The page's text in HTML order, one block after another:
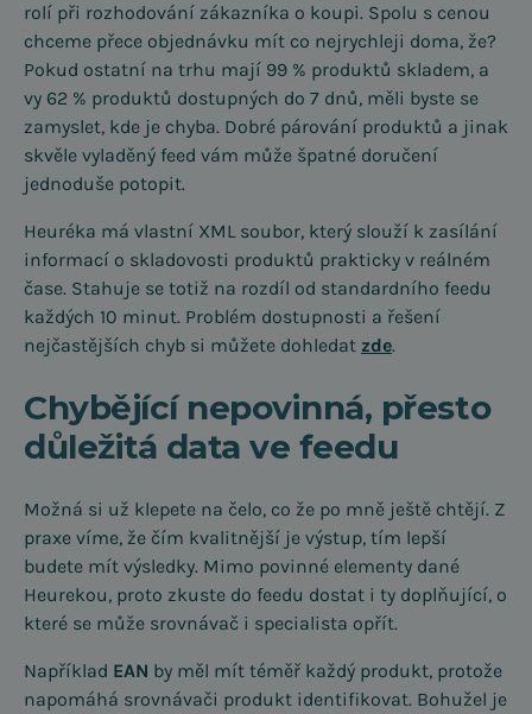
rolí při rozhodování zákazníka o koupi. Spolu s cenou
chceme přece objednávku mít co nejrychleji doma, že?
Pokud ostatní na trhu mají 99 % produktů skladem, a
vy 62 % produktů dostupných do 7 dnů, měli byste se
zamyslet, kde je chyba. Dobré párování produktů a jinak
skvěle vyladěný feed vám může špatné doručení
jednoduše potopit.
Heuréka má vlastní XML soubor, který slouží k zasílání
informací o skladovosti produktů prakticky v reálném
čase. Stahuje se totiž na rozdíl od standardního feedu
každých 10 minut. Problém dostupnosti a řešení
nejčastějších chyb si můžete dohledat zde.
Chybějící nepovinná, přesto
důležitá data ve feedu
Možná si už klepete na čelo, co že po mně ještě chtějí. Z
praxe víme, že čím kvalitnější je výstup, tím lepší
budete mít výsledky. Mimo povinné elementy dané
Heurekou, proto zkuste do feedu dostat i ty doplňující, o
které se může srovnávač i specialista opřít.
Například EAN by měl mít téměř každý produkt, protože
napomáhá srovnávači produkt identifikovat. Bohužel je